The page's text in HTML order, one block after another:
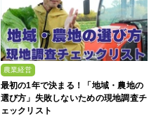
農業経営
最初の1年で決まる！「地域・農地の
選び方」失敗しないための現地調査チ
ェックリスト